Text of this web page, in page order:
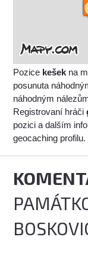
Pozice kešek na
posunuta
náhodným
Registrovaní hráči
pozici a dalším
geocaching profilu.